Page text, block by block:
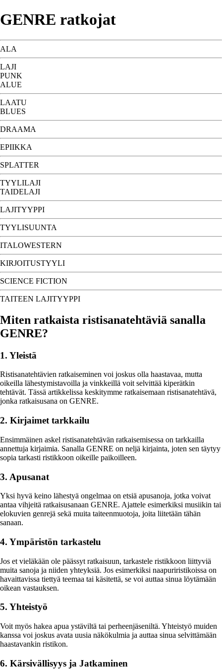
GENRE ratkojat
ALA
LAJI
PUNK
ALUE
LAATU
BLUES
DRAAMA
EPIIKKA
SPLATTER
TYYLILAJI
TAIDELAJI
LAJITYYPPI
TYYLISUUNTA
ITALOWESTERN
KIRJOITUSTYYLI
SCIENCE FICTION
TAITEEN LAJITYYPPI
Miten ratkaista ristisanatehtäviä sanalla
GENRE?
1. Yleistä
Ristisanatehtävien ratkaiseminen voi joskus olla haastavaa, mutta
oikeilla lähestymistavoilla ja vinkkeillä voit selvittää kiperätkin
tehtävät. Tässä artikkelissa keskitymme ratkaisemaan ristisanatehtävä,
jonka ratkaisusana on GENRE.
2. Kirjaimet tarkkailu
Ensimmäinen askel ristisanatehtävän ratkaisemisessa on tarkkailla
annettuja kirjaimia. Sanalla GENRE on neljä kirjainta, joten sen täytyy
sopia tarkasti ristikkoon oikeille paikoilleen.
3. Apusanat
Yksi hyvä keino lähestyä ongelmaa on etsiä apusanoja, jotka voivat
antaa vihjeitä ratkaisusanaan GENRE. Ajattele esimerkiksi musiikin tai
elokuvien genrejä sekä muita taiteenmuotoja, joita liitetään tähän
sanaan.
4. Ympäristön tarkastelu
Jos et vieläkään ole päässyt ratkaisuun, tarkastele ristikkoon liittyviä
muita sanoja ja niiden yhteyksiä. Jos esimerkiksi naapuriristikoissa on
havaittavissa tiettyä teemaa tai käsitettä, se voi auttaa sinua löytämään
oikean vastauksen.
5. Yhteistyö
Voit myös hakea apua ystäviltä tai perheenjäseniltä. Yhteistyö muiden
kanssa voi joskus avata uusia näkökulmia ja auttaa sinua selvittämään
haastavankin ristikon.
6. Kärsivällisyys ja Jatkaminen